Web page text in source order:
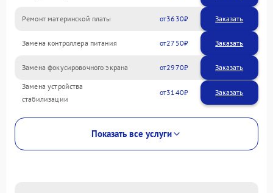
Ремонт материнской платы 3630
Замена контроллера питания 2750
Замена фокусировочного экрана 2970
Замена устройства
стабилизации
3140
Показать все услуги